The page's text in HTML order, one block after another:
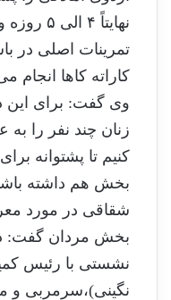
نهایتاً
تمرینات اصلی در
کاراته کاها انجام
وی گفت: برای این
زنان چند نفر را
کنیم تا پشتوانه
بخش هم داشته
شقاقی در مورد
بخش مردان گفت:
نشستی با رئیس
نگینی)،سرمربی و